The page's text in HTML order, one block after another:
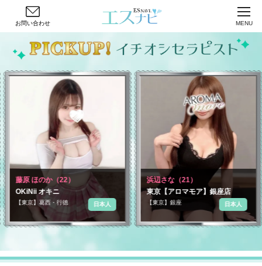
お問い合わせ MENU
のか（22）
オキニ
葛西・行徳 日本人
浜辺さな（21）
東京【アロマモア】銀座店
【東京】銀座
成
【東